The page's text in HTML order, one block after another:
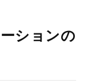
ションの